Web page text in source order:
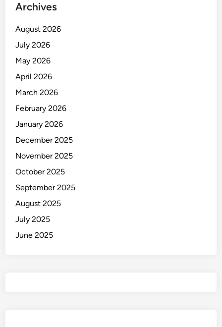
Archives
August 2026
July 2026
May 2026
April 2026
March 2026
February 2026
January 2026
December 2025
November 2025
October 2025
September 2025
August 2025
July 2025
June 2025